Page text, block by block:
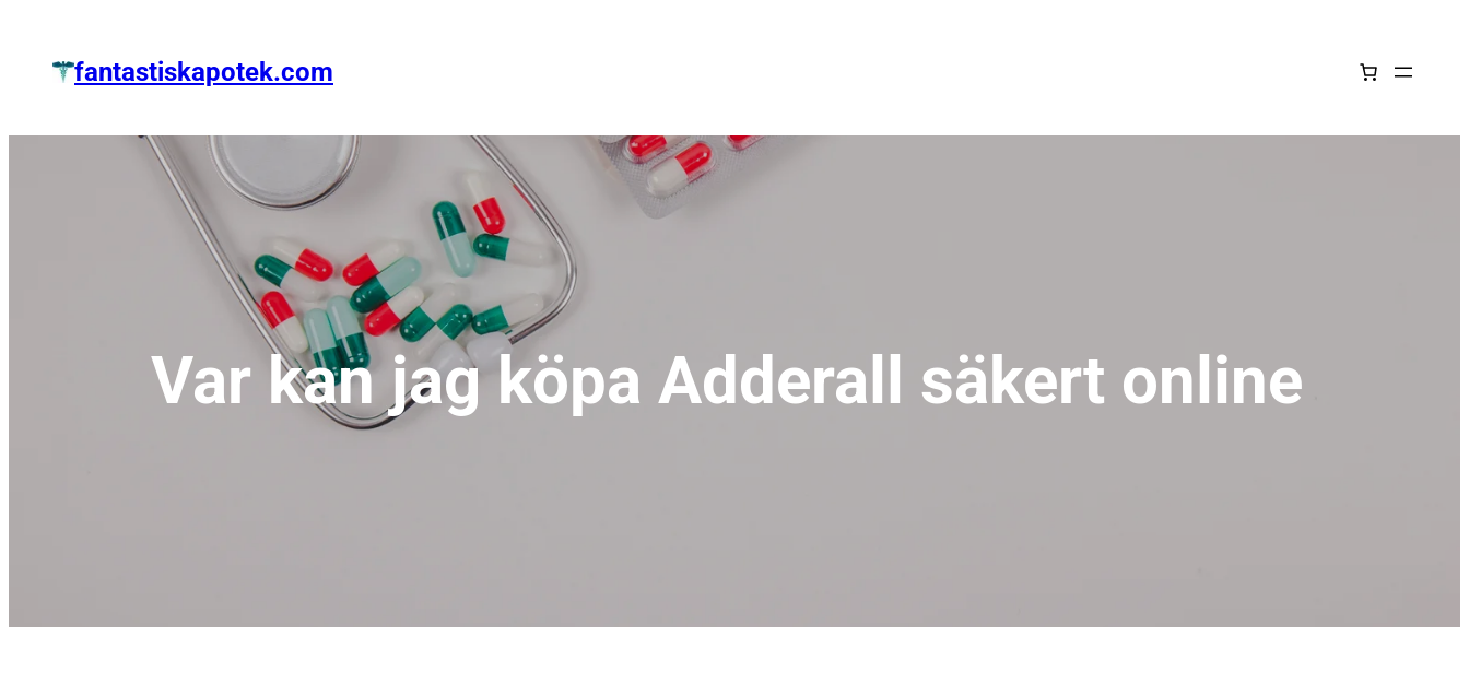
springenfantastiskapotek.com
Var kan jag köpa Adderall säkert online